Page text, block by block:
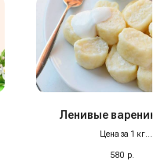
Ленивые
Цена за 1 кг
уже два года подряд! Нежные,
580 р.